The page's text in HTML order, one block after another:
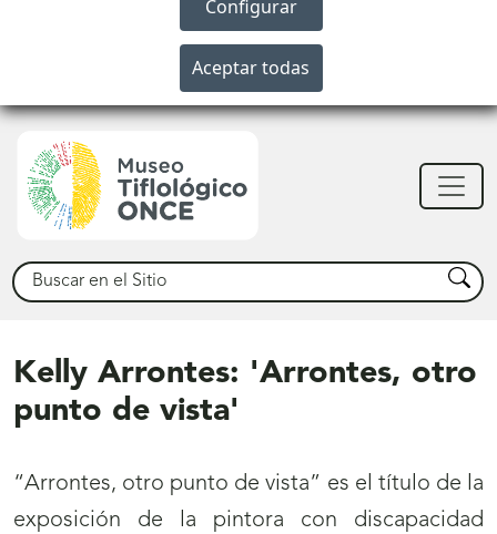
Buscar Buscar
Kelly Arrontes: 'Arrontes, otro
punto de vista'
“Arrontes, otro punto de vista” es el título de la
exposición de la pintora con discapacidad